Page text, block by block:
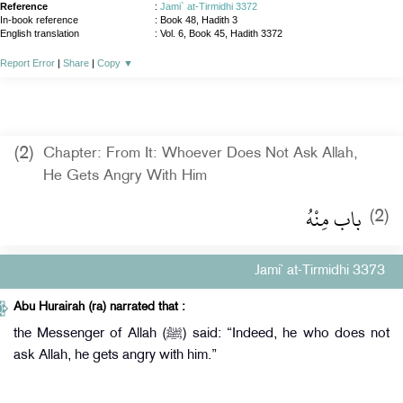
Reference : Jami` at-Tirmidhi 3372
In-book reference
: Book 48, Hadith 3
English translation
: Vol. 6, Book 45, Hadith 3372
Report Error | Share | Copy ▼
(2)
Chapter: From It: Whoever Does Not Ask Allah,
He Gets Angry With Him
(2) باب مِنْهُ ‏
Jami` at-Tirmidhi 3373
Abu Hurairah (ra) narrated that :
the Messenger of Allah (ﷺ) said: “Indeed, he who does not
ask Allah, he gets angry with him.”